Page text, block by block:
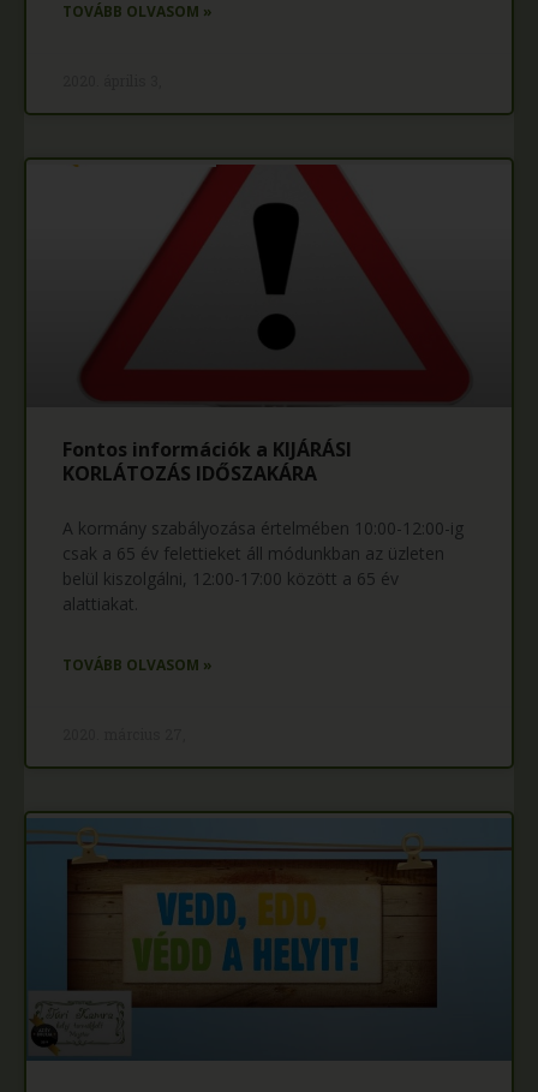
TOVÁBB OLVASOM »
Fontos információk a KIJÁRÁSI
KORLÁTOZÁS IDŐSZAKÁRA
A kormány szabályozása értelmében 10:00-12:00-ig
csak a 65 év felettieket áll módunkban az üzleten
belül kiszolgálni, 12:00-17:00 között a 65 év
alattiakat.
TOVÁBB OLVASOM »